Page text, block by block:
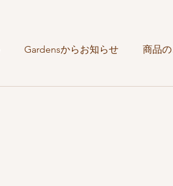
Gardensからお知らせ 商品